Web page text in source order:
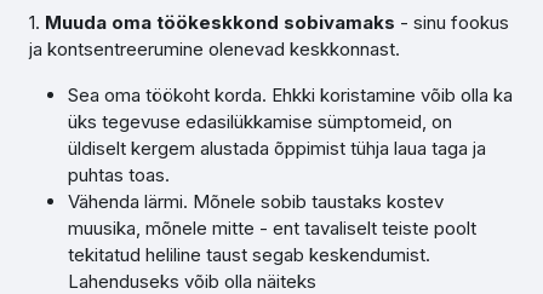
1. Muuda oma töökeskkond sobivamaks - sinu fookus
ja kontsentreerumine olenevad keskkonnast.
Sea oma töökoht korda. Ehkki koristamine võib olla ka
üks tegevuse edasilükkamise sümptomeid, on
üldiselt kergem alustada õppimist tühja laua taga ja
puhtas toas.
Vähenda lärmi. Mõnele sobib taustaks kostev
muusika, mõnele mitte - ent tavaliselt teiste poolt
tekitatud heliline taust segab keskendumist.
Lahenduseks võib olla näiteks